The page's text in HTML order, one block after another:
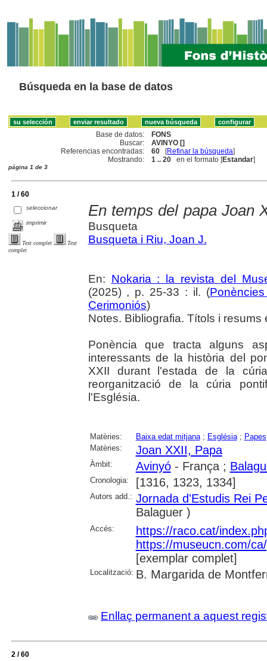
Búsqueda en la base de datos
Base de datos:
FONS
Buscar:
AVINYO []
Referencias encontradas:
60 [Refinar la búsqueda]
Mostrando:
1 .. 20 en el formato [Estandar]
página 1 de 3
1 / 60
seleccionar
imprimir
Text complet
Text
complet
En temps del papa Joan
Busqueta
Busqueta i Riu, Joan J.
En: Nokaria : la revista del
(2025) , p. 25-33 : il. (
Cerimoniós)
Notes. Bibliografia. Títols i resums
Ponència que tracta alguns
interessants de la història del
XXII durant l'estada de la
reorganització de la cúria
l'Església.
Matèries: Baixa edat mitjana; Església; Papes
Matèries:
Joan XXII, Papa
Àmbit: Avinyó- França ;
Cronologia: [1316, 1323, 1334]
Autors add.: Jornada d'Estudis Rei
Balaguer )
Accés:
https://raco.cat/
https://museucn.com/
[exemplar complet]
Localització: B. Margarida de
Enllaç permanent a aquest
2 / 60